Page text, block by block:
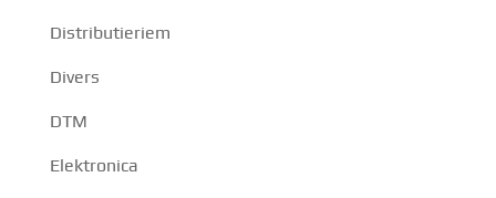
Distributieriem
Divers
DTM
Elektronica